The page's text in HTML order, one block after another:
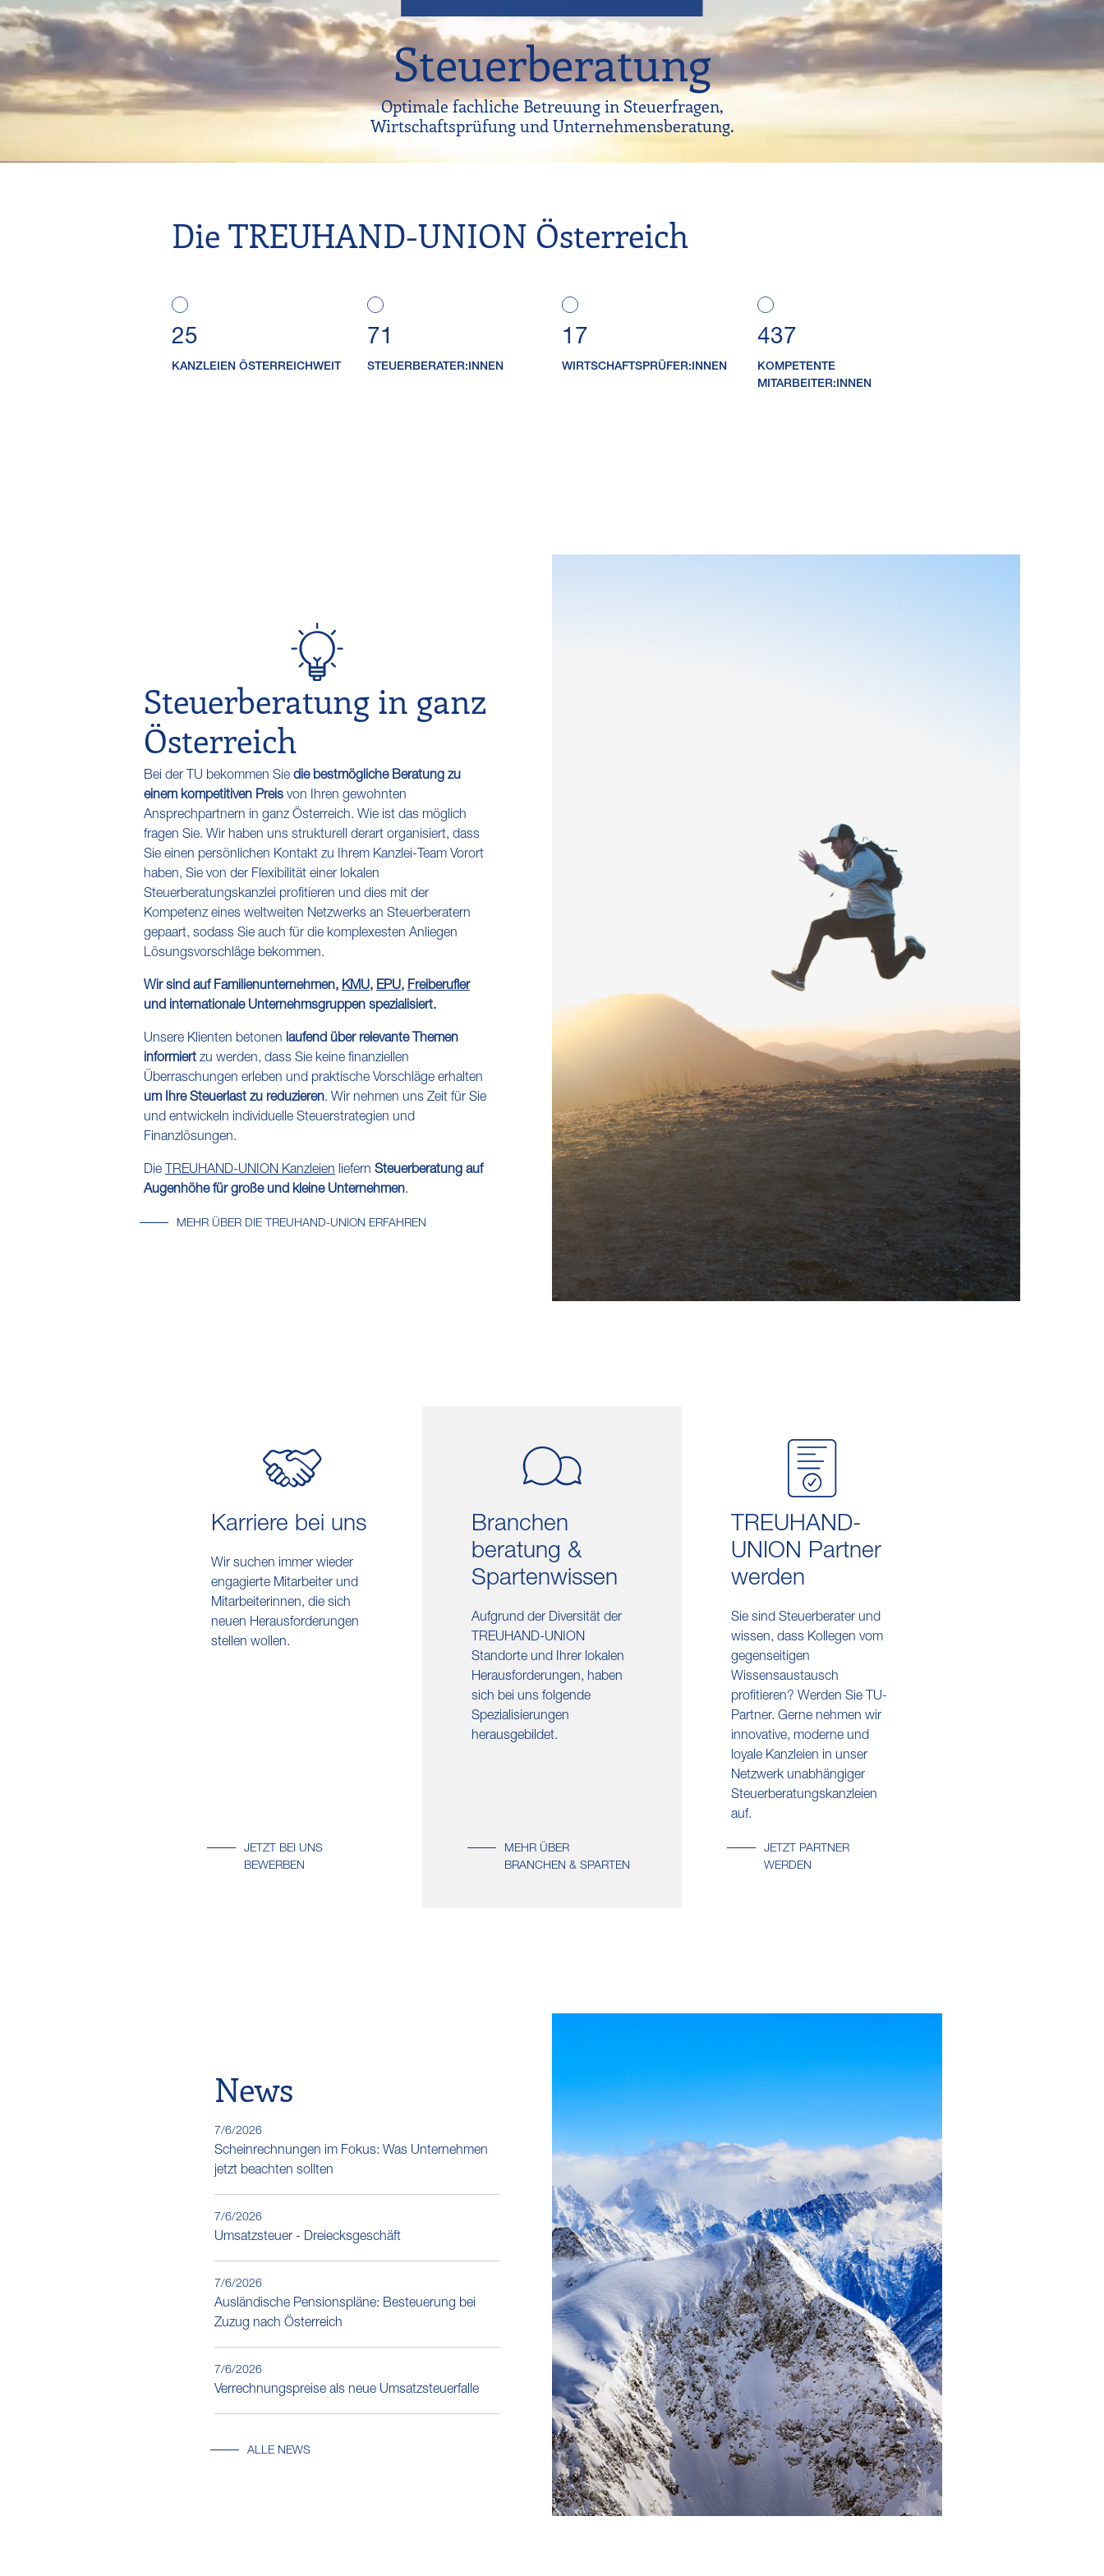
Steuerberatung
Optimale fachliche Betreuung in Steuerfragen,
Wirtschaftsprüfung und Unternehmensberatung.
Die TREUHAND-UNION Österreich
25
KANZLEIEN ÖSTERREICHWEIT
71
STEUER​BERATER:INNEN
17
WIRTSCHAFTS​PRÜFER:INNEN
437
KOMPETENTE
MITARBEITER:INNEN
Steuerberatung in ganz
Österreich
Bei der TU bekommen Sie die bestmögliche Beratung zu
einem kompetitiven Preis von Ihren gewohnten
Ansprechpartnern in ganz Österreich. Wie ist das möglich
fragen Sie. Wir haben uns strukturell derart organisiert, dass
Sie einen persönlichen Kontakt zu Ihrem Kanzlei-Team Vorort
haben, Sie von der Flexibilität einer lokalen
Steuerberatungskanzlei profitieren und dies mit der
Kompetenz eines weltweiten Netzwerks an Steuerberatern
gepaart, sodass Sie auch für die komplexesten Anliegen
Lösungsvorschläge bekommen.
Wir sind auf Familienunternehmen, KMU, EPU, Freiberufler
und internationale Unternehmsgruppen spezialisiert.
Unsere Klienten betonen laufend über relevante Themen
informiert zu werden, dass Sie keine finanziellen
Überraschungen erleben und praktische Vorschläge erhalten
um Ihre Steuerlast zu reduzieren. Wir nehmen uns Zeit für Sie
und entwickeln individuelle Steuerstrategien und
Finanzlösungen.
Die TREUHAND-UNION Kanzleien liefern Steuerberatung auf
Augenhöhe für große und kleine Unternehmen.
MEHR ÜBER DIE TREUHAND-UNION ERFAHREN
Karriere bei uns
Wir suchen immer wieder
engagierte Mitarbeiter und
Mitarbeiterinnen, die sich
neuen Herausforderungen
stellen wollen.
Branchen​
beratung &
Sparten​wissen
Aufgrund der Diversität der
TREUHAND-UNION
Standorte und Ihrer lokalen
Herausforderungen, haben
sich bei uns folgende
Spezialisierungen
herausgebildet.
TREUHAND-
UNION Partner
werden
Sie sind Steuerberater und
wissen, dass Kollegen vom
gegenseitigen
Wissensaustausch
profitieren? Werden Sie TU-
Partner. Gerne nehmen wir
innovative, moderne und
loyale Kanzleien in unser
Netzwerk unabhängiger
Steuerberatungskanzleien
auf.
JETZT BEI UNS
BEWERBEN
MEHR ÜBER
BRANCHEN & SPARTEN
JETZT PARTNER
WERDEN
News
7/6/2026
Scheinrechnungen im Fokus: Was Unternehmen
jetzt beachten sollten
7/6/2026
Umsatzsteuer - Dreiecksgeschäft
7/6/2026
Ausländische Pensionspläne: Besteuerung bei
Zuzug nach Österreich
7/6/2026
Verrechnungspreise als neue Umsatzsteuerfalle
ALLE NEWS